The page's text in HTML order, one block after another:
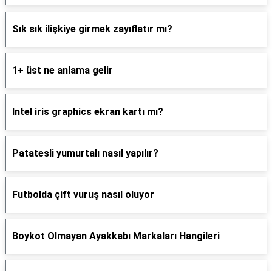
Sık sık ilişkiye girmek zayıflatır mı?
1+ üst ne anlama gelir
Intel iris graphics ekran kartı mı?
Patatesli yumurtalı nasıl yapılır?
Futbolda çift vuruş nasıl oluyor
Boykot Olmayan Ayakkabı Markaları Hangileri